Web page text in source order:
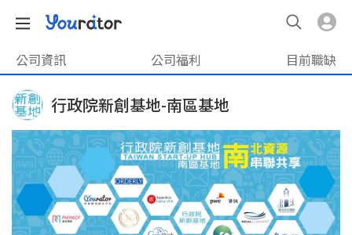
公司資訊 公司福利 目前職缺
行政院新創基地-南區基地